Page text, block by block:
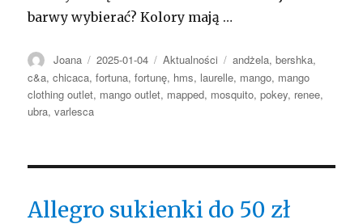
barwy wybierać? Kolory mają …
Autor
Joana Opublikowano
2025-01-04 Kategorie
Aktualności Tagi
andżela,bershka,
c&a,chicaca,fortuna,fortunę, hms, laurelle, mango, mango
clothing outlet, mango outlet, mapped, mosquito,pokey, renee,
ubra,varlesca
Allegro sukienki do 50 zł